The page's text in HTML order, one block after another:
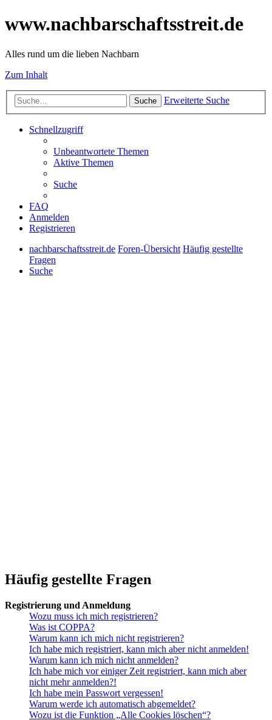
www.nachbarschaftsstreit.de
Alles rund um die lieben Nachbarn
Zum Inhalt
Suche Erweiterte Suche
Schnellzugriff
Unbeantwortete Themen
Aktive Themen
Suche
FAQ
Anmelden
Registrieren
nachbarschaftsstreit.de Foren-Übersicht Häufig gestellte
Fragen
Suche
Häufig gestellte Fragen
Registrierung und Anmeldung
Wozu muss ich mich registrieren?
Was ist COPPA?
Warum kann ich mich nicht registrieren?
Ich habe mich registriert, kann mich aber nicht anmelden!
Warum kann ich mich nicht anmelden?
Ich habe mich vor einiger Zeit registriert, kann mich aber
nicht mehr anmelden?!
Ich habe mein Passwort vergessen!
Warum werde ich automatisch abgemeldet?
Wozu ist die Funktion „Alle Cookies löschen“?